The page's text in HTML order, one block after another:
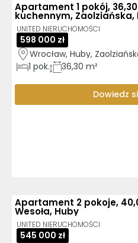
Apartament 1 pokój,
kuchennym, Zaolziańska,
UNITED NIERUCHOMOŚCI
598 000 zł
Wrocław, Huby,
1 pok. 36,30 m²
Dowiedz
Apartament 2 pokoje,
Wesoła, Huby
UNITED NIERUCHOMOŚCI
545 000 zł